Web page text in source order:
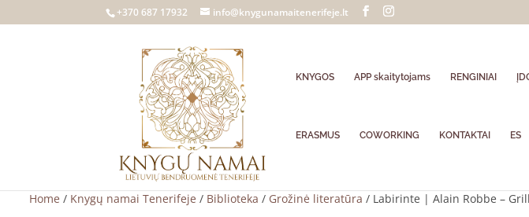
+370 687 17932 info@knygunamaitenerifeje.lt
KNYGOS APP skaitytojams RENGINIAI
ERASMUS COWORKING KONTAKTAI ES
Home / Knygų namai Tenerifeje / Biblioteka / Grožinė literatūra / Labirinte | Alain Robbe –